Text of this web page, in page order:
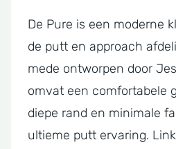
De Pure is een moderne
de putt en approach
mede ontworpen door
omvat een comfortabele
diepe rand en minimale
ultieme putt ervaring.